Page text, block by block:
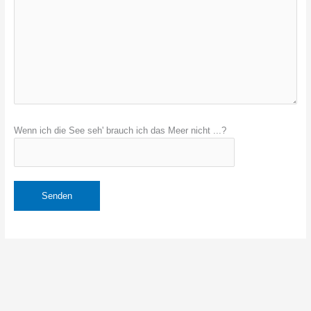
Wenn ich die See seh' brauch ich das Meer nicht ...?